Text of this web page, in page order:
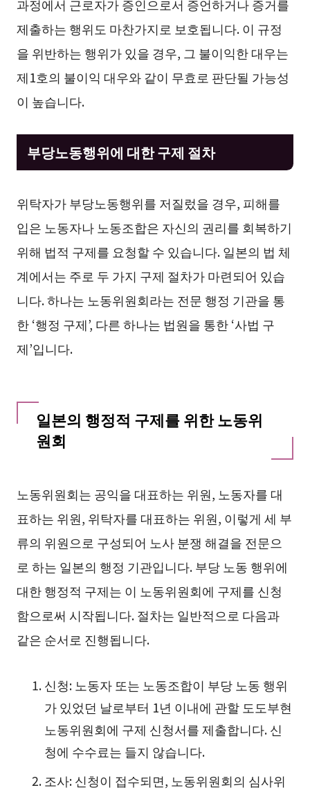
과정에서 근로자가 증인으로서 증언하거나 증거를
제출하는 행위도 마찬가지로 보호됩니다. 이 규정
을 위반하는 행위가 있을 경우, 그 불이익한 대우는
제1호의 불이익 대우와 같이 무효로 판단될 가능성
이 높습니다.
부당노동행위에 대한 구제 절차
위탁자가 부당노동행위를 저질렀을 경우, 피해를
입은 노동자나 노동조합은 자신의 권리를 회복하기
위해 법적 구제를 요청할 수 있습니다. 일본의 법 체
계에서는 주로 두 가지 구제 절차가 마련되어 있습
니다. 하나는 노동위원회라는 전문 행정 기관을 통
한 ‘행정 구제’, 다른 하나는 법원을 통한 ‘사법 구
제’입니다.
일본의 행정적 구제를 위한 노동위
원회
노동위원회는 공익을 대표하는 위원, 노동자를 대
표하는 위원, 위탁자를 대표하는 위원, 이렇게 세 부
류의 위원으로 구성되어 노사 분쟁 해결을 전문으
로 하는 일본의 행정 기관입니다. 부당 노동 행위에
대한 행정적 구제는 이 노동위원회에 구제를 신청
함으로써 시작됩니다. 절차는 일반적으로 다음과
같은 순서로 진행됩니다.
신청: 노동자 또는 노동조합이 부당 노동 행위
가 있었던 날로부터 1년 이내에 관할 도도부현
노동위원회에 구제 신청서를 제출합니다. 신
청에 수수료는 들지 않습니다.
조사: 신청이 접수되면, 노동위원회의 심사위